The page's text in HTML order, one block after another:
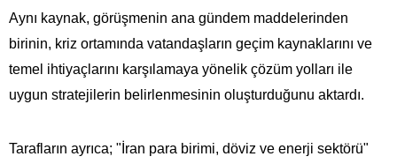
Aynı kaynak, görüşmenin ana gündem maddelerinden
birinin, kriz ortamında vatandaşların geçim kaynaklarını ve
temel ihtiyaçlarını karşılamaya yönelik çözüm yolları ile
uygun stratejilerin belirlenmesinin oluşturduğunu aktardı.
Tarafların ayrıca; "İran para birimi, döviz ve enerji sektörü"